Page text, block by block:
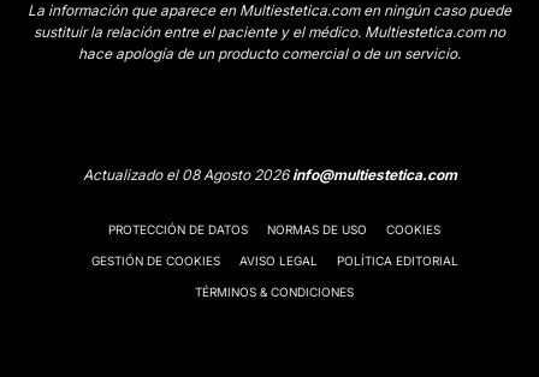
La información que aparece en Multiestetica.com en ningún caso puede
sustituir la relación entre el paciente y el médico. Multiestetica.com no
hace apología de un producto comercial o de un servicio.
Actualizado el 08 Agosto 2026info@multiestetica.com
PROTECCIÓN DE DATOS NORMAS DE USO COOKIES
GESTIÓN DE COOKIES AVISO LEGAL POLÍTICA EDITORIAL
TÉRMINOS & CONDICIONES